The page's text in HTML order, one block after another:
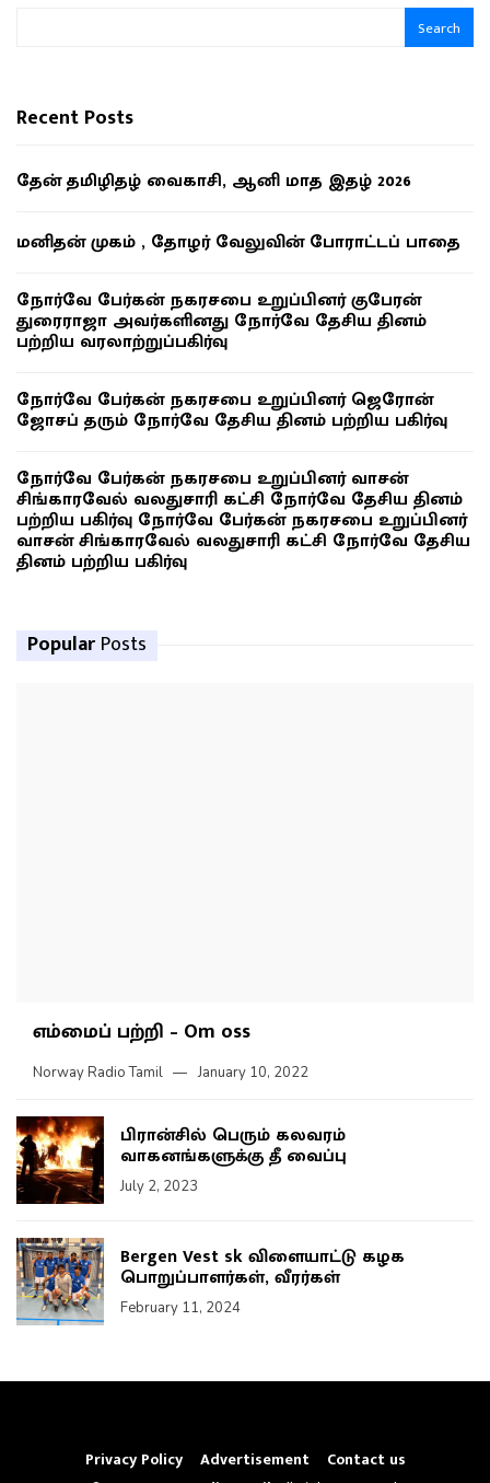
Search
Recent Posts
தேன் தமிழிதழ் வைகாசி, ஆனி மாத இதழ் 2026
மனிதன் முகம் , தோழர் வேலுவின் போராட்டப் பாதை
நோர்வே பேர்கன் நகரசபை உறுப்பினர் குபேரன்
துரைராஜா அவர்களினது நோர்வே தேசிய தினம்
பற்றிய வரலாற்றுப்பகிர்வு
நோர்வே பேர்கன் நகரசபை உறுப்பினர் ஜெரோன்
ஜோசப் தரும் நோர்வே தேசிய தினம் பற்றிய பகிர்வு
நோர்வே பேர்கன் நகரசபை உறுப்பினர் வாசன்
சிங்காரவேல் வலதுசாரி கட்சி நோர்வே தேசிய தினம்
பற்றிய பகிர்வு நோர்வே பேர்கன் நகரசபை உறுப்பினர்
வாசன் சிங்காரவேல் வலதுசாரி கட்சி நோர்வே தேசிய
தினம் பற்றிய பகிர்வு
Popular Posts
எம்மைப் பற்றி – Om oss
Norway Radio Tamil January 10, 2022
பிரான்சில் பெரும் கலவரம்
வாகனங்களுக்கு தீ வைப்பு
July 2, 2023
Bergen Vest sk விளையாட்டு கழக
பொறுப்பாளர்கள், வீரர்கள்
February 11, 2024
Privacy Policy Advertisement Contact us